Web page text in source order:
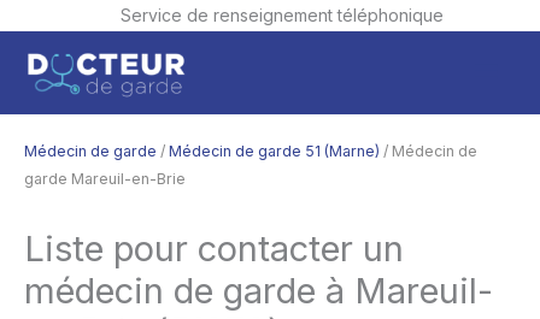
Service de renseignement téléphonique
contenu
Médecin de garde / Médecin de garde 51 (Marne) / Médecin de
garde Mareuil-en-Brie
Liste pour contacter un
médecin de garde à Mareuil-